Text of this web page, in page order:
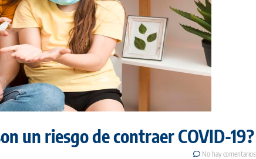
un riesgo de contraer COVID-19?
No hay comentarios